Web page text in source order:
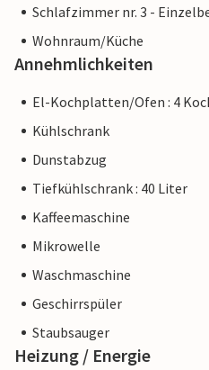
Schlafzimmer nr. 3 -
Wohnraum/Küche
Annehmlichkeiten
El-Kochplatten/Ofen : 4
Kühlschrank
Dunstabzug
Tiefkühlschrank : 40 Liter
Kaffeemaschine
Mikrowelle
Waschmaschine
Geschirrspüler
Staubsauger
Heizung / Energie